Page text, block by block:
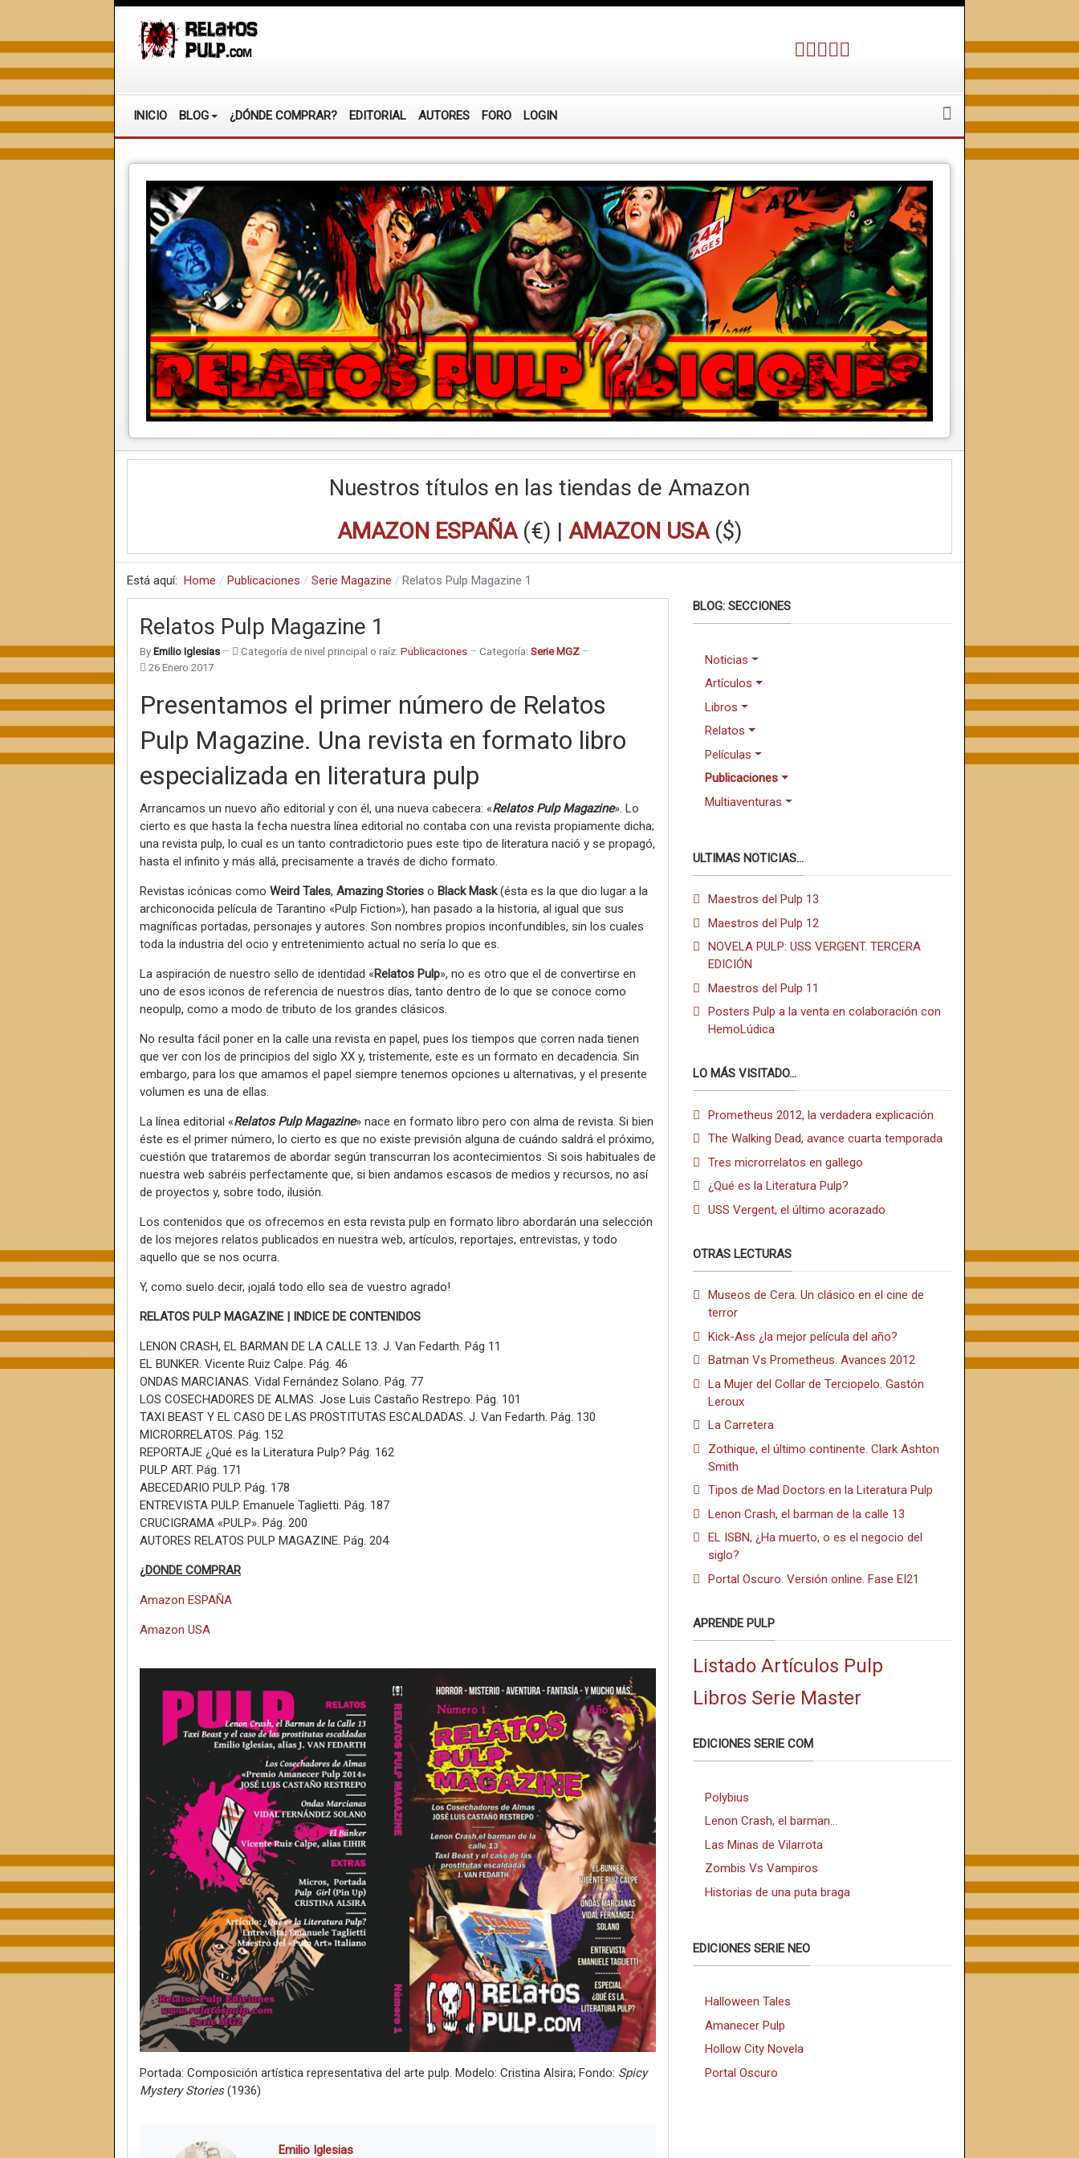
INICIO BLOG ¿DÓNDE COMPRAR? EDITORIAL AUTORES FORO LOGIN
Nuestros títulos en las tiendas de Amazon
AMAZON ESPAÑA(€) | AMAZON USA($)
Está aquí: Home Publicaciones Serie Magazine Relatos Pulp Magazine 1
Relatos Pulp Magazine 1
By Emilio Iglesias Categoría de nivel principal o raíz: Publicaciones Categoría: Serie MGZ
26 Enero 2017
Presentamos el primer número de Relatos
Pulp Magazine. Una revista en formato libro
especializada en literatura pulp
Arrancamos un nuevo año editorial y con él, una nueva cabecera: «Relatos Pulp Magazine». Lo
cierto es que hasta la fecha nuestra línea editorial no contaba con una revista propiamente dicha;
una revista pulp, lo cual es un tanto contradictorio pues este tipo de literatura nació y se propagó,
hasta el infinito y más allá, precisamente a través de dicho formato.
Revistas icónicas como Weird Tales, Amazing Stories o Black Mask(ésta es la que dio lugar a la
archiconocida película de Tarantino «Pulp Fiction»), han pasado a la historia, al igual que sus
magníficas portadas, personajes y autores. Son nombres propios inconfundibles, sin los cuales
toda la industria del ocio y entretenimiento actual no sería lo que es.
La aspiración de nuestro sello de identidad «Relatos Pulp», no es otro que el de convertirse en
uno de esos iconos de referencia de nuestros días, tanto dentro de lo que se conoce como
neopulp, como a modo de tributo de los grandes clásicos.
No resulta fácil poner en la calle una revista en papel, pues los tiempos que corren nada tienen
que ver con los de principios del siglo XX y, tristemente, este es un formato en decadencia. Sin
embargo, para los que amamos el papel siempre tenemos opciones u alternativas, y el presente
volumen es una de ellas.
La línea editorial «Relatos Pulp Magazine» nace en formato libro pero con alma de revista. Si bien
éste es el primer número, lo cierto es que no existe previsión alguna de cuándo saldrá el próximo,
cuestión que trataremos de abordar según transcurran los acontecimientos. Si sois habituales de
nuestra web sabréis perfectamente que, si bien andamos escasos de medios y recursos, no así
de proyectos y, sobre todo, ilusión.
Los contenidos que os ofrecemos en esta revista pulp en formato libro abordarán una selección
de los mejores relatos publicados en nuestra web, artículos, reportajes, entrevistas, y todo
aquello que se nos ocurra.
Y, como suelo decir, ¡ojalá todo ello sea de vuestro agrado!
RELATOS PULP MAGAZINE | INDICE DE CONTENIDOS
LENON CRASH, EL BARMAN DE LA CALLE 13. J. Van Fedarth. Pág 11
EL BUNKER. Vicente Ruiz Calpe. Pág. 46
ONDAS MARCIANAS. Vidal Fernández Solano. Pág. 77
LOS COSECHADORES DE ALMAS. Jose Luis Castaño Restrepo. Pág. 101
TAXI BEAST Y EL CASO DE LAS PROSTITUTAS ESCALDADAS. J. Van Fedarth. Pág. 130
MICRORRELATOS. Pág. 152
REPORTAJE ¿Qué es la Literatura Pulp? Pág. 162
PULP ART. Pág. 171
ABECEDARIO PULP. Pág. 178
ENTREVISTA PULP. Emanuele Taglietti. Pág. 187
CRUCIGRAMA «PULP». Pág. 200
AUTORES RELATOS PULP MAGAZINE. Pág. 204
¿DONDE COMPRAR
Amazon ESPAÑA
Amazon USA
Portada: Composición artística representativa del arte pulp. Modelo: Cristina Alsira; Fondo: Spicy
Mystery Stories(1936)
Emilio Iglesias
BLOG: SECCIONES
Noticias
Artículos
Libros
Relatos
Películas
Publicaciones
Multiaventuras
ULTIMAS NOTICIAS...
Maestros del Pulp 13
Maestros del Pulp 12
NOVELA PULP: USS VERGENT. TERCERA
EDICIÓN
Maestros del Pulp 11
Posters Pulp a la venta en colaboración con
HemoLúdica
LO MÁS VISITADO...
Prometheus 2012, la verdadera explicación
The Walking Dead, avance cuarta temporada
Tres microrrelatos en gallego
¿Qué es la Literatura Pulp?
USS Vergent, el último acorazado
OTRAS LECTURAS
Museos de Cera. Un clásico en el cine de
terror
Kick-Ass ¿la mejor película del año?
Batman Vs Prometheus. Avances 2012
La Mujer del Collar de Terciopelo. Gastón
Leroux
La Carretera
Zothique, el último continente. Clark Ashton
Smith
Tipos de Mad Doctors en la Literatura Pulp
Lenon Crash, el barman de la calle 13
EL ISBN, ¿Ha muerto, o es el negocio del
siglo?
Portal Oscuro. Versión online. Fase EI21
APRENDE PULP
Listado Artículos Pulp
Libros Serie Master
EDICIONES SERIE COM
Polybius
Lenon Crash, el barman...
Las Minas de Vilarrota
Zombis Vs Vampiros
Historias de una puta braga
EDICIONES SERIE NEO
Halloween Tales
Amanecer Pulp
Hollow City Novela
Portal Oscuro